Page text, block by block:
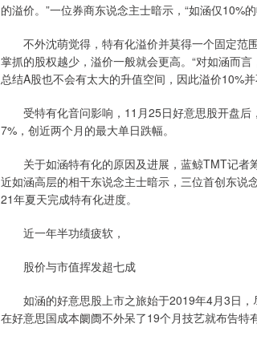
的溢价。”一位券商东说念主士暗示，“如涵仅10%
不外沈萌觉得，特有化溢价并莫得一个固定范
掌抓的股权越少，溢价一般就会更高。“对如涵而
总结A股也不会有太大的升值空间，因此溢价10%
受特有化音问影响，11月25日好意思股开盘后
7%，创近两个月的最大单日跌幅。
关于如涵特有化的原因及进展，蓝鲸TMT记者
近如涵高层的相干东说念主士暗示，三位首创东说
21年夏天完成特有化进度。
近一年半功绩疲软，
股价与市值挥发超七成
如涵的好意思股上市之旅始于2019年4月3日，
在好意思国成本阛阓不外呆了19个月技艺就布告特